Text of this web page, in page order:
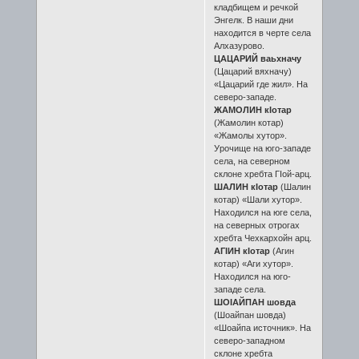
кладбищем и речкой
Энгелк. В наши дни
находится в черте села
Алхазурово.
ЦАЦАРИЙ ваьхначу
(Цацарий вяхначу)
«Цацарий где жил». На
северо-западе.
ЖАМОЛИН кӀотар
(Жамолин котар)
«Жамолы хутор».
Урочище на юго-западе
села, на северном
склоне хребта ГӀой-арц.
ШАЛИН кӀотар(Шалин
котар) «Шали хутор».
Находился на юге села,
на северных отрогах
хребта Чехкархойн арц.
АГӀИН кӀотар(Агин
котар) «Аги хутор».
Находился на юго-
западе села.
ШОӀАЙПАН шовда
(Шоайпан шовда)
«Шоайпа источник». На
северо-западном
склоне хребта